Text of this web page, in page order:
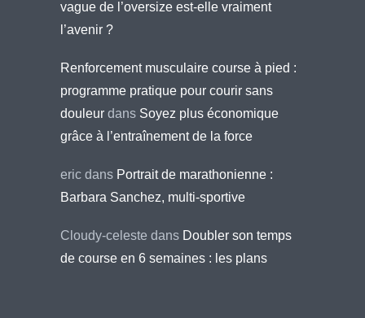
vague de l’oversize est-elle vraiment
l’avenir ?
Renforcement musculaire course à pied :
programme pratique pour courir sans
douleur dans Soyez plus économique
grâce à l’entraînement de la force
eric dans Portrait de marathonienne :
Barbara Sanchez, multi-sportive
Cloudy-celeste dans Doubler son temps
de course en 6 semaines : les plans